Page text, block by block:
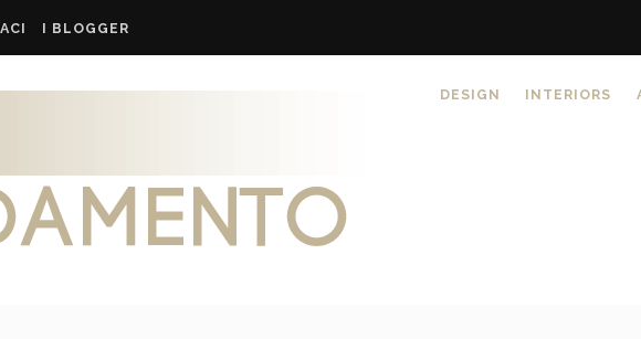
I BLOGGER
DESIGN INTERIORS